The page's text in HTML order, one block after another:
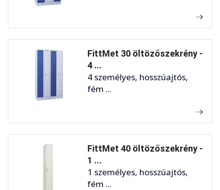
FittMet 30 öltözőszekrény -
4 ...
4 személyes, hosszúajtós,
fém ...
FittMet 40 öltözőszekrény -
1 ...
1 személyes, hosszúajtós,
fém ...